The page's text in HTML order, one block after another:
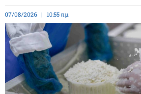
07/08/2026 10:55 πμ